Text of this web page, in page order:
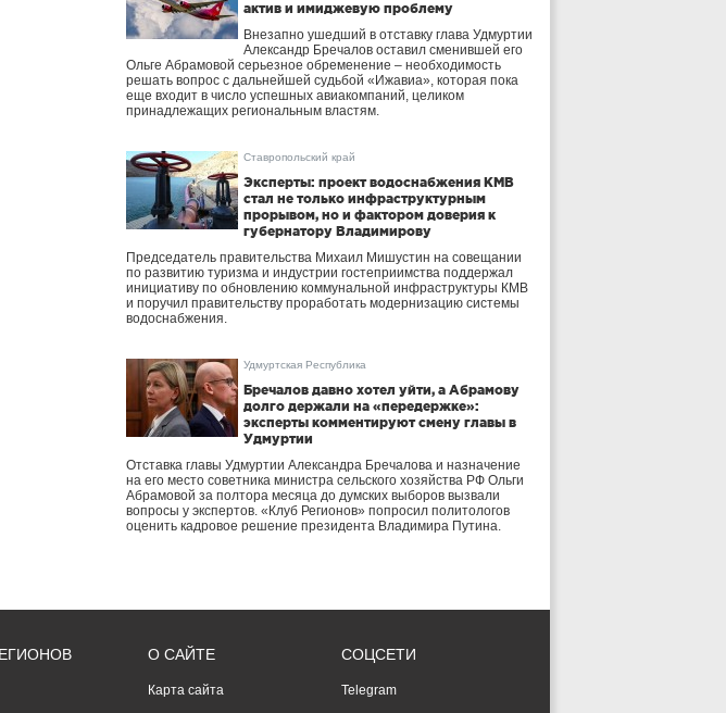
актив и имиджевую проблему
Внезапно ушедший в отставку глава Удмуртии
Александр Бречалов оставил сменившей его
Ольге Абрамовой серьезное обременение – необходимость
решать вопрос с дальнейшей судьбой «Ижавиа», которая пока
еще входит в число успешных авиакомпаний, целиком
принадлежащих региональным властям.
Ставропольский край
Эксперты: проект водоснабжения КМВ
стал не только инфраструктурным
прорывом, но и фактором доверия к
губернатору Владимирову
Председатель правительства Михаил Мишустин на совещании
по развитию туризма и индустрии гостеприимства поддержал
инициативу по обновлению коммунальной инфраструктуры КМВ
и поручил правительству проработать модернизацию системы
водоснабжения.
Удмуртская Республика
Бречалов давно хотел уйти, а Абрамову
долго держали на «передержке»:
эксперты комментируют смену главы в
Удмуртии
Отставка главы Удмуртии Александра Бречалова и назначение
на его место советника министра сельского хозяйства РФ Ольги
Абрамовой за полтора месяца до думских выборов вызвали
вопросы у экспертов. «Клуб Регионов» попросил политологов
оценить кадровое решение президента Владимира Путина.
О САЙТЕ
Карта сайта
СОЦСЕТИ
Telegram